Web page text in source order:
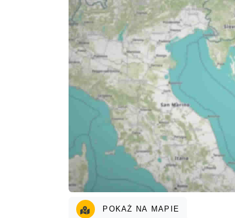
POKAŻ NA MAPIE